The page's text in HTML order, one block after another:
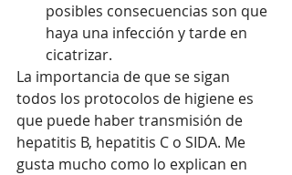
posibles consecuencias son que
haya una infección y tarde en
cicatrizar.
La importancia de que se sigan
todos los protocolos de higiene es
que puede haber transmisión de
hepatitis B, hepatitis C o SIDA. Me
gusta mucho como lo explican en